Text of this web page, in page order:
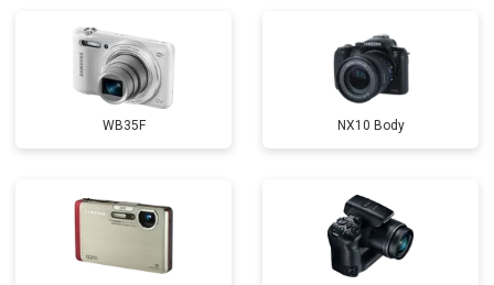
WB35F NX10 Body